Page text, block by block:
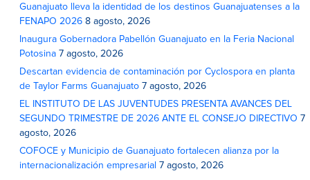
Guanajuato lleva la identidad de los destinos Guanajuatenses a la
FENAPO 2026 8 agosto, 2026
Inaugura Gobernadora Pabellón Guanajuato en la Feria Nacional
Potosina 7 agosto, 2026
Descartan evidencia de contaminación por Cyclospora en planta
de Taylor Farms Guanajuato 7 agosto, 2026
EL INSTITUTO DE LAS JUVENTUDES PRESENTA AVANCES DEL
SEGUNDO TRIMESTRE DE 2026 ANTE EL CONSEJO DIRECTIVO 7
agosto, 2026
COFOCE y Municipio de Guanajuato fortalecen alianza por la
internacionalización empresarial 7 agosto, 2026